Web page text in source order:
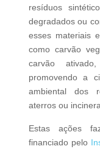
resíduos
degradados ou
esses materiais
como carvão
carvão
promovendo a
ambiental dos
aterros ou
Estas ações
financiado pelo